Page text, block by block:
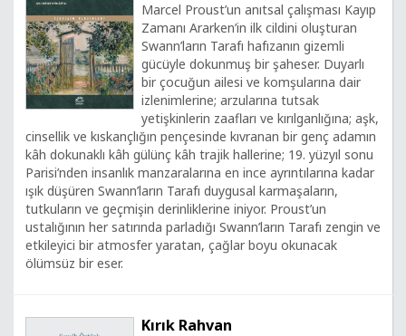
Marcel Proust’un anıtsal çalışması Kayıp
Zamanı Ararken’in ilk cildini oluşturan
Swann’ların Tarafı hafızanın gizemli
gücüyle dokunmuş bir şaheser. Duyarlı
bir çocuğun ailesi ve komşularına dair
izlenimlerine; arzularına tutsak
yetişkinlerin zaafları ve kırılganlığına; aşk,
cinsellik ve kıskançlığın pençesinde kıvranan bir genç adamın
kâh dokunaklı kâh gülünç kâh trajik hallerine; 19. yüzyıl sonu
Parisi’nden insanlık manzaralarına en ince ayrıntılarına kadar
ışık düşüren Swann’ların Tarafı duygusal karmaşaların,
tutkuların ve geçmişin derinliklerine iniyor. Proust’un
ustalığının her satırında parladığı Swann’ların Tarafı zengin ve
etkileyici bir atmosfer yaratan, çağlar boyu okunacak
ölümsüz bir eser.
Kırık Rahvan